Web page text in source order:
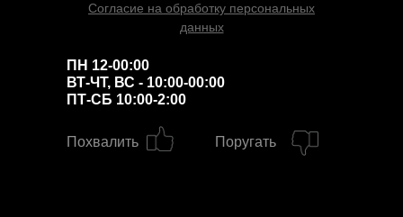
Согласие на обработку персональных
данных
Похвалить Поругать
ПН 12-00:00
ВТ-ЧТ, ВС - 10:00-00:00
ПТ-СБ 10:00-2:00